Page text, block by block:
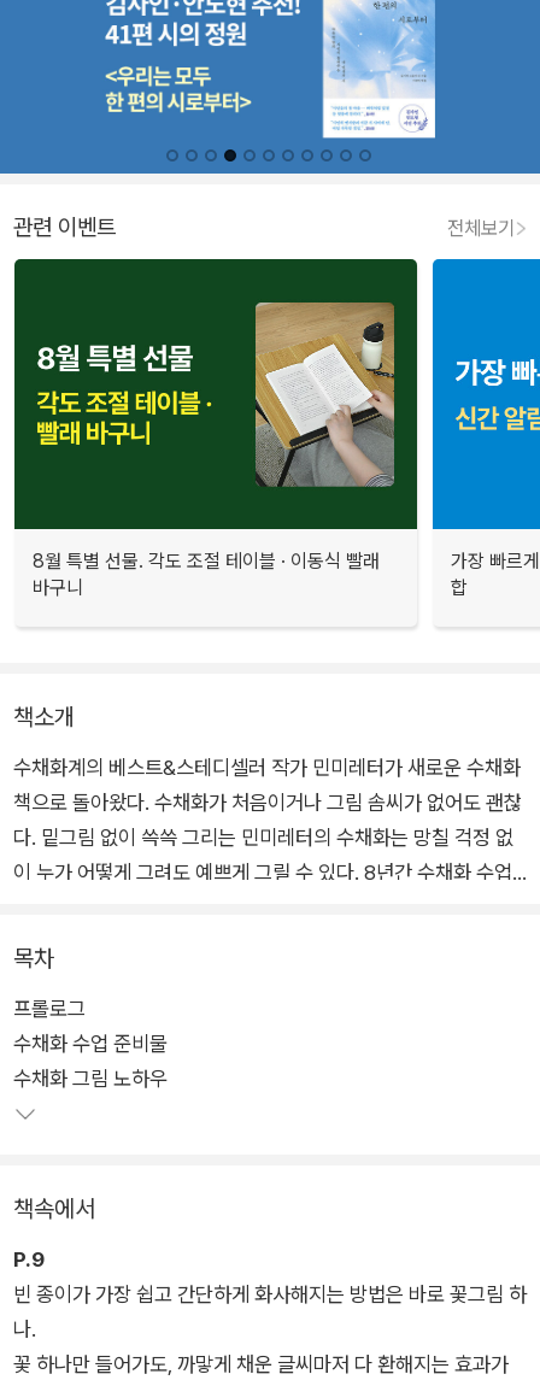
관련 이벤트 전체보기
8월 특별 선물. 각도 조절 테이블 · 이동식 빨래
바구니
가장 빠르
합
책소개
수채화계의 베스트&스테디셀러 작가 민미레터가 새로운 수채화
책으로 돌아왔다. 수채화가 처음이거나 그림 솜씨가 없어도 괜찮
다. 밑그림 없이 쓱쓱 그리는 민미레터의 수채화는 망칠 걱정 없
이 누가 어떻게 그려도 예쁘게 그릴 수 있다. 8년간 수채화 수업
그리다 보면 누구나 쉽고 간단하게 수채화 작품을 완성할 수 있
다. 영상 튜토리얼도 함께 활용해보자. 뿐만 아니라, 책에서 배운
꽃 그림을 편지지와 편지봉투에 그대로 옮겨 담아 나만의 수채화
꽃편지를 만들어볼 수 있다는 것이 이 책의 묘미! 민미레터의 감
성이 가득 담긴 작고 예쁜 꽃으로 편지를 만들고 보내는 기쁨을
누려보자.
고 만들어볼 수 있도록 구성, 『수채화 꽃편지』 도서와 붓을 비롯
해 36색 고체 물감과 편지지 세트 등 수채화를 처음 시작하는 사
람에게 필요한 모든 것을 모두 모아 예쁜 박스에 담았다. 책을 읽
고 바로 수채화를 그려보고 싶은 사람들을 위한 최적의 키트로,
망설이지 말고 지금 당장 수채화를 시작해보자!
목차
프롤로그
수채화 수업 준비물
수채화 그림 노하우
책속에서
P.9
빈 종이가 가장 쉽고 간단하게 화사해지는 방법은 바로 꽃그림 하
나.
꽃 하나만 들어가도, 까맣게 채운 글씨마저 다 환해지는 효과가